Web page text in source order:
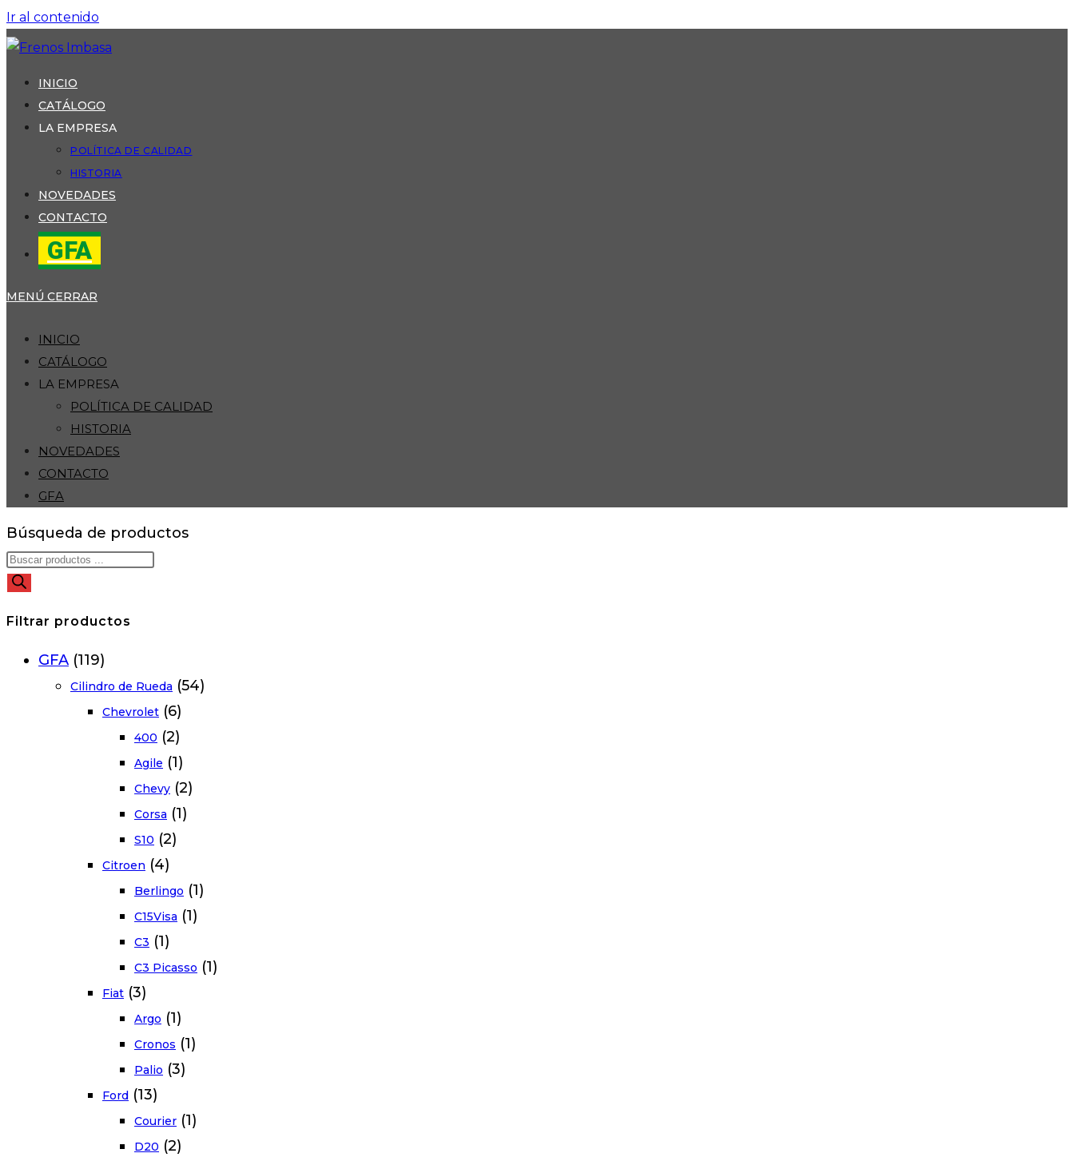
Ir al contenido
INICIO
CATÁLOGO
LA EMPRESA
POLÍTICA DE CALIDAD
HISTORIA
NOVEDADES
CONTACTO
GFA
MENÚ CERRAR
INICIO
CATÁLOGO
LA EMPRESA
POLÍTICA DE CALIDAD
HISTORIA
NOVEDADES
CONTACTO
GFA
Búsqueda de productos
Filtrar productos
GFA (119)
Cilindro de Rueda (54)
Chevrolet (6)
400 (2)
Agile (1)
Chevy (2)
Corsa (1)
S10 (2)
Citroen (4)
Berlingo (1)
C15Visa (1)
C3 (1)
C3 Picasso (1)
Fiat (3)
Argo (1)
Cronos (1)
Palio (3)
Ford (13)
Courier (1)
D20 (2)